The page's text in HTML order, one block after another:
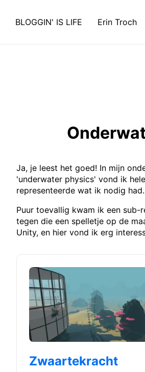
BLOGGIN' IS LIFE Erin Troch
Ja, je leest het goed! In mijn
'underwater physics' vond ik
representeerde wat ik nodig had.
Puur toevallig kwam ik een sub-
tegen die een spelletje op de
Unity, en hier vond ik erg
Zwaartekracht